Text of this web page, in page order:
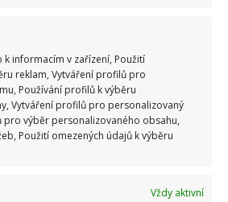
informacím v zařízení, Použití
reklam, Vytváření profilů pro
Používání profilů k výběru
Vytváření profilů pro personalizovaný
pro výběr personalizovaného obsahu,
Použití omezených údajů k výběru
Vždy aktivní